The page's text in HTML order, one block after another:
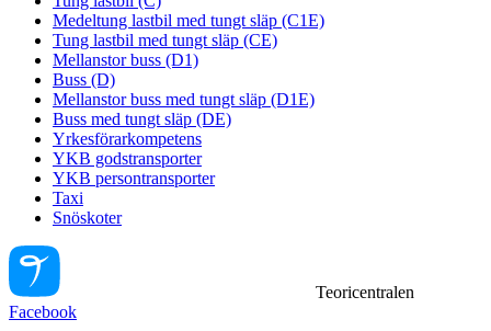
Medeltung lastbil med tungt släp (C1E)
Tung lastbil med tungt släp (CE)
Mellanstor buss (D1)
Buss (D)
Mellanstor buss med tungt släp (D1E)
Buss med tungt släp (DE)
Yrkesförarkompetens
YKB godstransporter
YKB persontransporter
Taxi
Snöskoter
Teoricentralen
Facebook